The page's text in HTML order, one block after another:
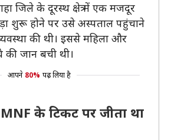
जिले के दूरस्थ क्षेत्र में एक मजदूर
शुरू होने पर उसे अस्पताल पहुंचाने
की थी। इससे महिला और
जान बची थी।
आपने 80% पढ़ लिया है
के टिकट पर जीता था